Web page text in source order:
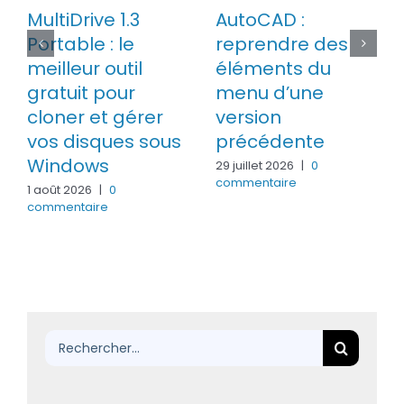
MultiDrive 1.3
Portable : le
meilleur outil
gratuit pour
cloner et gérer
vos disques sous
Windows
1 août 2026 | 0
commentaire
AutoCAD :
reprendre des
éléments du
menu d’une
version
précédente
29 juillet 2026 | 0
commentaire
Rechercher: